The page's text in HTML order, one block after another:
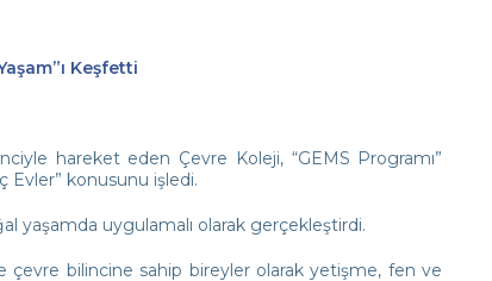
Keşfetti
hareket eden Çevre Koleji, “GEMS Programı”
Evler” konusunu işledi.
yaşamda uygulamalı olarak gerçekleştirdi.
çevre bilincine sahip bireyler olarak yetişme, fen ve